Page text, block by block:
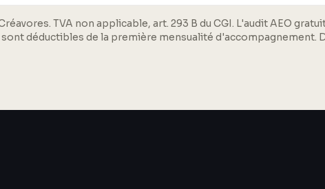
TVA non applicable, art. 293 B du CGI. L'audit AEO
déductibles de la première mensualité d'accompagnement.